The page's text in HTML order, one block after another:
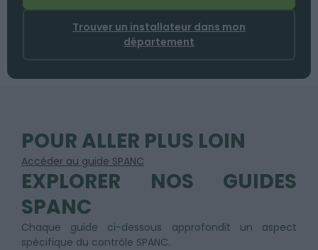
Trouver un installateur dans mon
département
POUR ALLER PLUS LOIN
Accéder au guide SPANC
EXPLORER NOS GUIDES
SPANC
Chaque guide ci-dessous approfondit un aspect
spécifique du contrôle SPANC.